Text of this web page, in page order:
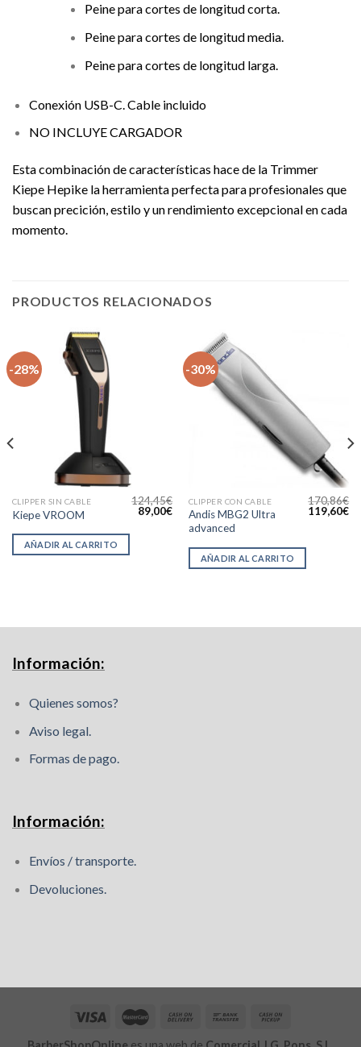
Peine para cortes de longitud corta.
Peine para cortes de longitud media.
Peine para cortes de longitud larga.
Conexión USB-C. Cable incluido
NO INCLUYE CARGADOR
Esta combinación de características hace de la Trimmer
Kiepe Hepike la herramienta perfecta para profesionales que
buscan precición, estilo y un rendimiento excepcional en cada
momento.
PRODUCTOS RELACIONADOS
-28%
CLIPPER SIN CABLE
Kiepe VROOM
124,45€
El
precio
89,00€El
precio
actual
89,00€.
AÑADIR AL CARRITO
-30%
CLIPPER CON CABLE
Andis MBG2 Ultra
advanced
170,86€
El
precio
119,60€El
AÑADIR AL CARRITO
Información:
Quienes somos?
Aviso legal.
Formas de pago.
Información:
Envíos / transporte.
Devoluciones.